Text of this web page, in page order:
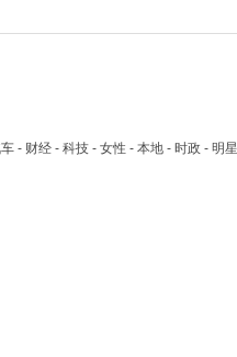
- 财经 - 科技 - 女性 - 本地 - 时政 - 明